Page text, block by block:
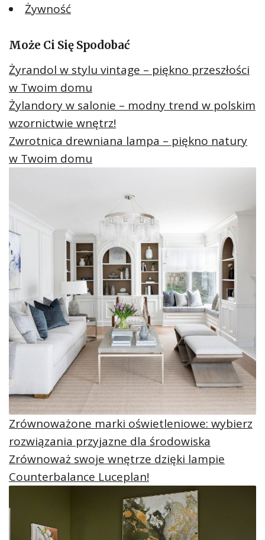
Żywność
Może Ci Się Spodobać
Żyrandol w stylu vintage – piękno przeszłości
w Twoim domu
Żylandory w salonie – modny trend w polskim
wzornictwie wnętrz!
Zwrotnica drewniana lampa – piękno natury
w Twoim domu
Zrównoważone marki oświetleniowe: wybierz
rozwiązania przyjazne dla środowiska
Zrównoważ swoje wnętrze dzięki lampie
Counterbalance Luceplan!